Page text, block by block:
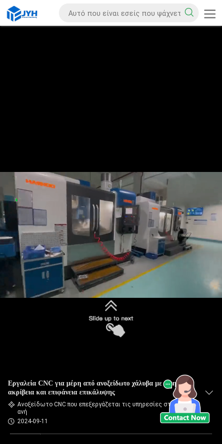
Εργαλεία CNC για μέρη από ανοξείδωτο χάλυβα με υψηλή
ακρίβεια και επιφάνεια επικάλυψης
Ανοξείδωτο CNC που επεξεργάζεται τις υπηρεσίες στη μηχ
ανή
2024-09-11